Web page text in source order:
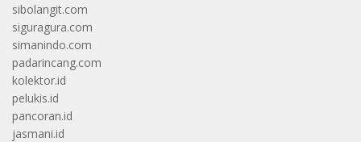
sibolangit.com
siguragura.com
simanindo.com
padarincang.com
kolektor.id
pelukis.id
pancoran.id
jasmani.id